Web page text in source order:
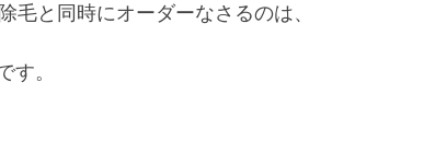
毛と同時にオーダーなさるのは、﻿
す。﻿